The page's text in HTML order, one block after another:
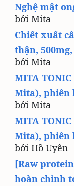
Nghệ mật
bởi Mita
Chiết xuất
thận,
bởi Mita
MITA
Mita), phiên
bởi Mita
MITA
Mita), phiên
bởi Hồ Uyên
[Raw
hoàn chỉnh